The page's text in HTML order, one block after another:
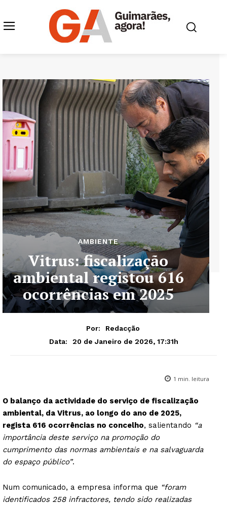
AMBIENTE
Vitrus: fiscalização
ambiental registou 616
ocorrências em 2025
Por:
Redacção
Data:
20 de Janeiro de 2026, 17:31h
1 min. leitura
O balanço da actividade do serviço de fiscalização
ambiental, da Vitrus, ao longo do ano de 2025,
regista 616 ocorrências no concelho, salientando “a
importância deste serviço na promoção do
cumprimento das normas ambientais e na salvaguarda
do espaço público”.
Num comunicado, a empresa informa que “foram
identificados 258 infractores, tendo sido realizadas